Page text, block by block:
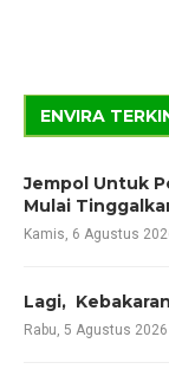
ENVIRA
Jempol Untuk
Mulai
Kamis, 6 Agustus
Lagi,
Rabu, 5 Agustus 2026